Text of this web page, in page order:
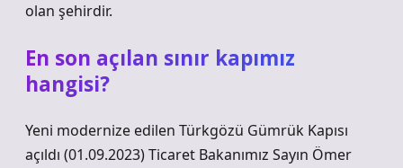
olan şehirdir.
En son açılan sınır kapımız
hangisi?
Yeni modernize edilen Türkgözü Gümrük Kapısı
açıldı (01.09.2023) Ticaret Bakanımız Sayın Ömer